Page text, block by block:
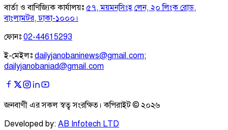
বার্তা ও বাণিজ্যিক কার্যালয়ঃ ৫৭, ময়মনসিংহ লেন, ২০ লিংক রোড,
বাংলামটর, ঢাকা-১০০০।
ফোনঃ 02-44615293
ই-মেইলঃ dailyjanobaninews@gmail.com;
dailyjanobaniad@gmail.com
জনবাণী এর সকল স্বত্ব সংরক্ষিত। কপিরাইট © ২০২৬
Developed by: AB Infotech LTD